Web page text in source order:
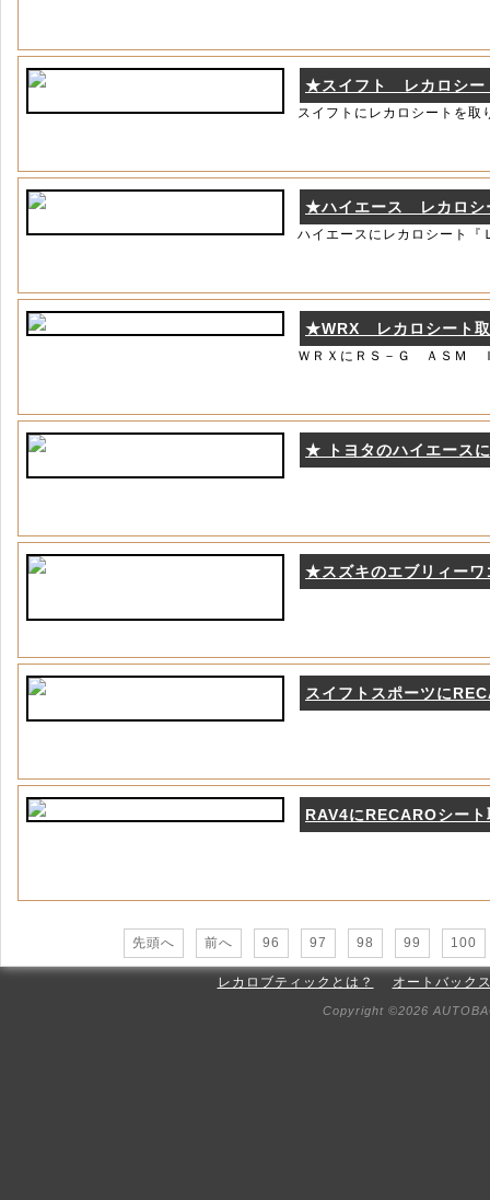
★スイフト レカロシー
スイフトにレカロシートを
★ハイエース レカロ
ハイエースにレカロシート
★WRX レカロシート
ＷＲＸにＲＳ－Ｇ ＡＳＭ
★ トヨタのハイエース
★スズキのエブリィー
スイフトスポーツに
RAV4にRECAROシー
先頭へ 前へ 96 97 98 99 100
レカロブティックとは？ オートバック
Copyright ©2026